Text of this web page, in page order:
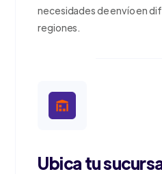
necesidades de envío en
regiones.
Ubica tu